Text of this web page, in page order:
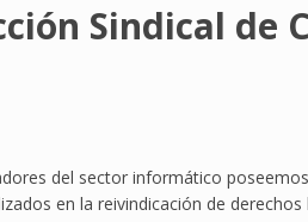
Sindical de
del sector informático
en la reivindicación de derechos